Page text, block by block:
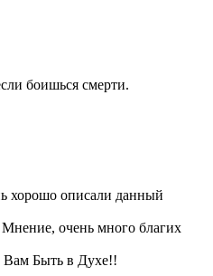
боишься смерти.
хорошо описали данный
очень много благих
Быть в Духе!!